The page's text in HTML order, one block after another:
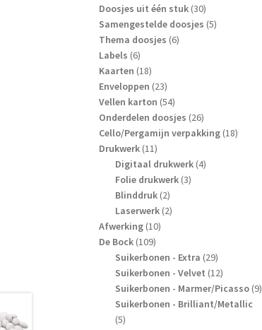
Doosjes uit één stuk 3030
producten
Samengestelde doosjes 55
Thema doosjes 66
Labels 66
producten
Kaarten 1818
producten
Enveloppen 2323
producten
Vellen karton 5454
producten
Onderdelen doosjes 2626
producten
Cello/Pergamijn verpakking 1818
Drukwerk 1111
producten
Digitaal drukwerk 44
Folie drukwerk 33
Blinddruk 22
producten
Laserwerk 22
Afwerking 1010
De Bock 109109
producten
Suikerbonen - Extra 2929
producten
Suikerbonen - Velvet 1212
producten
Suikerbonen - Marmer/Picasso 99
Suikerbonen - Brilliant/Metallic
55